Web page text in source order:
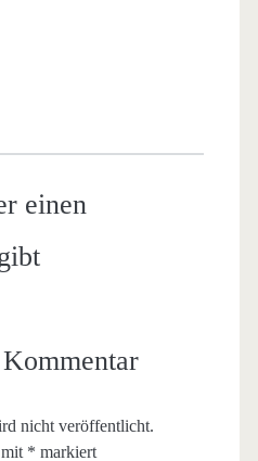
einen
nicht veröffentlicht.
* markiert